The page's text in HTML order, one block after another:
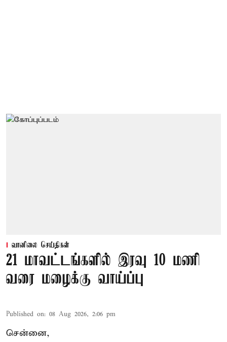
வானிலை செய்திகள்
21 மாவட்டங்களில் இரவு 10 மணி
வரை மழைக்கு வாய்ப்பு
Published on: 08 Aug 2026, 2:06 pm
சென்னை,